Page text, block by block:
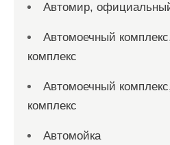
Автомир,
Автомоечный
комплекс
Автомоечный
комплекс
Автомойка